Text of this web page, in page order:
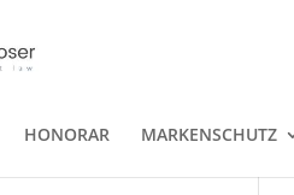
HONORAR MARKENSCHUTZ